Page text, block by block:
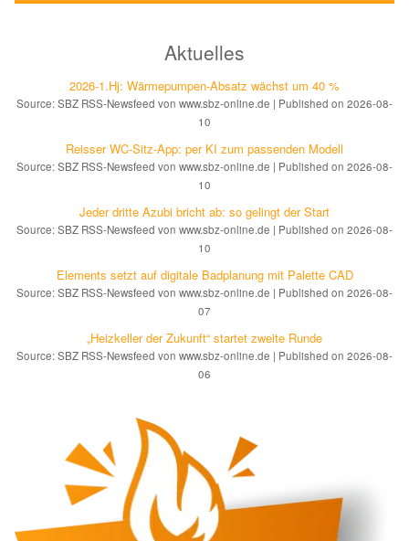
Aktuelles
2026-1.Hj: Wär­me­pum­pen-Ab­satz wächst um 40 %
Source: SBZ RSS-Newsfeed von www.sbz-online.de
Published on 2026-08-
10
Reisser WC-Sitz-App: per KI zum pas­sen­den Mo­dell
Source: SBZ RSS-Newsfeed von www.sbz-online.de
Published on 2026-08-
10
Jeder dritte Azubi bricht ab: so gelingt der Start
Source: SBZ RSS-Newsfeed von www.sbz-online.de
Published on 2026-08-
10
Elements setzt auf di­gi­ta­le Bad­pla­nung mit Palette CAD
Source: SBZ RSS-Newsfeed von www.sbz-online.de
Published on 2026-08-
07
„Heizkeller der Zu­kunft“ star­tet zwei­te Run­de
Source: SBZ RSS-Newsfeed von www.sbz-online.de
Published on 2026-08-
06